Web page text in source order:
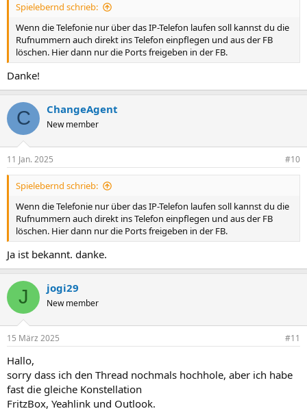
Spielebernd schrieb:
Wenn die Telefonie nur über das IP-Telefon laufen soll kannst du die
Rufnummern auch direkt ins Telefon einpflegen und aus der FB
löschen. Hier dann nur die Ports freigeben in der FB.
Danke!
C ChangeAgent
New member
11 Jan. 2025 #10
Spielebernd schrieb:
Wenn die Telefonie nur über das IP-Telefon laufen soll kannst du die
Rufnummern auch direkt ins Telefon einpflegen und aus der FB
löschen. Hier dann nur die Ports freigeben in der FB.
Ja ist bekannt. danke.
J jogi29
New member
15 März 2025 #11
Hallo,
sorry dass ich den Thread nochmals hochhole, aber ich habe
fast die gleiche Konstellation
FritzBox, Yeahlink und Outlook.